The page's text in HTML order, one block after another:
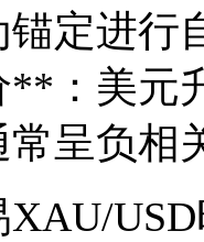
锚定进
**：美
呈负相